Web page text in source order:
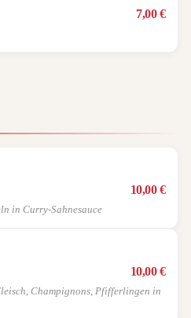
7,00€
10,00€
in Curry-Sahnesauce
10,00€
Champignons, Pfifferlingen in